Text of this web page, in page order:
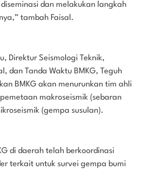
dan melakukan langkah
tambah Faisal.
Direktur Seismologi Teknik,
dan Tanda Waktu BMKG, Teguh
BMKG akan menurunkan tim ahli
makroseismik (sebaran
(gempa susulan).
di daerah telah berkoordinasi
terkait untuk survei gempa bumi